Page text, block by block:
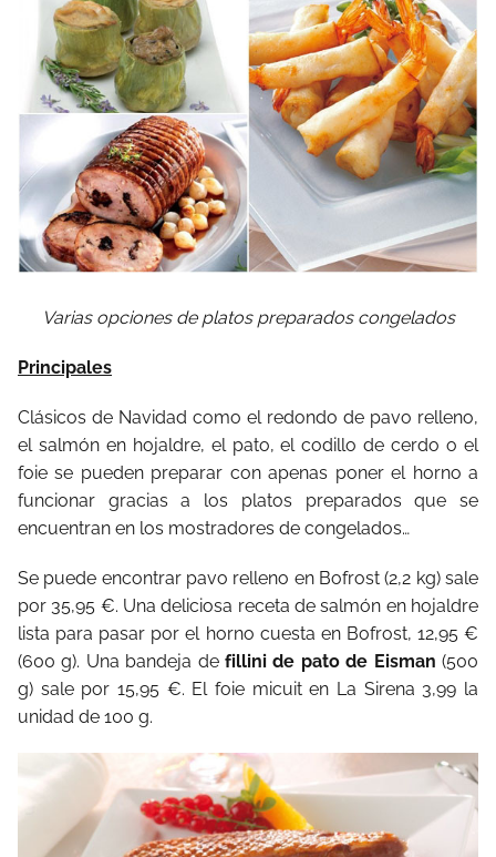
Varias opciones de platos preparados congelados
Principales
Clásicos de Navidad como el redondo de pavo relleno,
el salmón en hojaldre, el pato, el codillo de cerdo o el
foie se pueden preparar con apenas poner el horno a
funcionar gracias a los platos preparados que se
encuentran en los mostradores de congelados…
Se puede encontrar pavo relleno en Bofrost (2,2 kg) sale
por 35,95 €. Una deliciosa receta de salmón en hojaldre
lista para pasar por el horno cuesta en Bofrost, 12,95 €
(600 g). Una bandeja de fillini de pato de Eisman (500
g) sale por 15,95 €. El foie micuit en La Sirena 3,99 la
unidad de 100 g.